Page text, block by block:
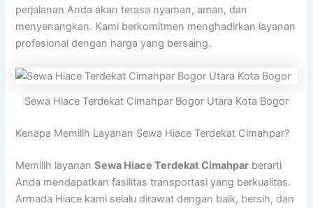
perjalanan Anda akan terasa nyaman, aman, dan
menyenangkan. Kami berkomitmen menghadirkan layanan
profesional dengan harga yang bersaing.
Sewa Hiace Terdekat Cimahpar Bogor Utara Kota Bogor
Kenapa Memilih Layanan Sewa Hiace Terdekat Cimahpar?
Memilih layananSewa Hiace Terdekat Cimahpar berarti
Anda mendapatkan fasilitas transportasi yang berkualitas.
Armada Hiace kami selalu dirawat dengan baik, bersih, dan